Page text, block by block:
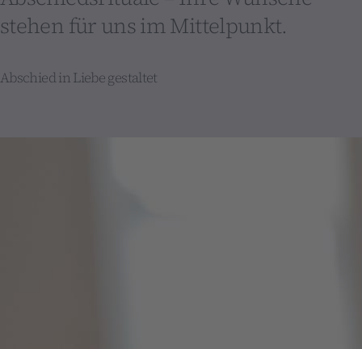
stehen für uns im Mittelpunkt.
Abschied in Liebe gestaltet